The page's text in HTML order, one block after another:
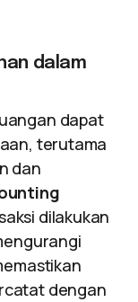
dalam
dapat
terutama
dan
dilakukan
dengan